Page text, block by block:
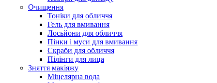
Очищення
Тоніки для обличчя
Гель для вмивання
Лосьйони для обличчя
Пінки і муси для вмивання
Скраби для обличчя
Пілінги для лица
Зняття макіяжу
Міцелярна вода